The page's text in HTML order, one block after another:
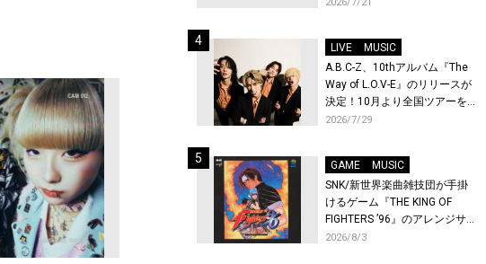
先行上映会を開催！
LIVE
MUSIC
A.B.C-Z、10thアルバム『The
Way of L.O.V-E』のリリースが
決定！10月より全国ツアーを
開催！
2026/7/29
GAME
MUSIC
SNK/新世界楽曲雑技団が手掛
けるゲーム『THE KING OF
FIGHTERS ’96』のアレンジサ
ウンドトラックが配信開始！
2026/8/3